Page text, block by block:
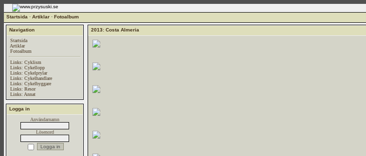
Startsida · Artiklar · Fotoalbum
Navigation
Startsida
Artiklar
Fotoalbum
Links: Cyklism
Links: Cykellopp
Links: Cykelprylar
Links: Cykelhandlare
Links: Cykelbyggare
Links: Resor
Links: Annat
Logga in
Användarnamn
Lösenord
2013: Costa Almeria